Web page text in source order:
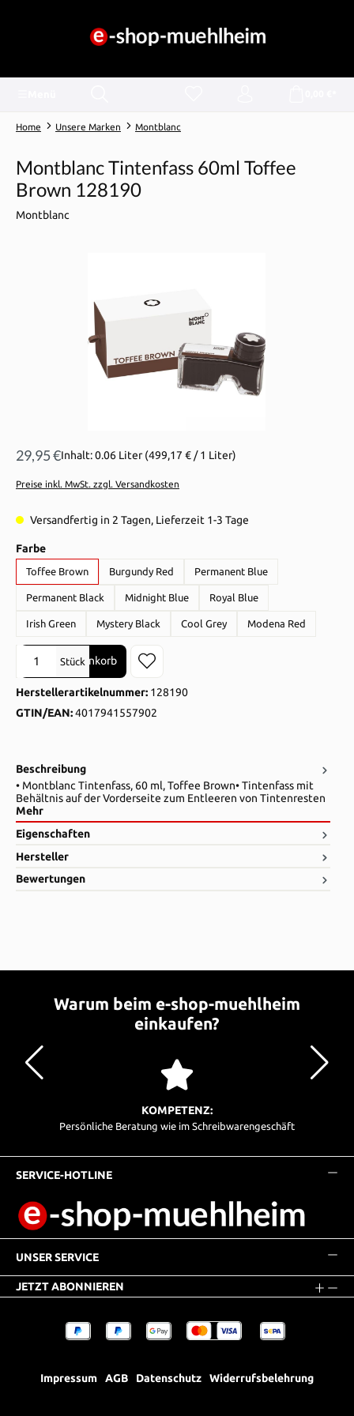
Home Unsere Marken Montblanc
Montblanc Tintenfass 60ml Toffee
Brown 128190
Montblanc
29,95 €Inhalt:0.06 Liter(499,17 € / 1 Liter)
Preise inkl. MwSt. zzgl. Versandkosten
Versandfertig in 2 Tagen, Lieferzeit 1-3 Tage
Farbeauswählen
Toffee Brown Burgundy Red Permanent Blue
Permanent Black Midnight Blue Royal Blue
Irish Green Mystery Black Cool Grey Modena Red
Produkt Anzahl: Gib den gewünschten Wert ein oder benutze die
Stück
In den Warenkorb
Herstellerartikelnummer: 128190
GTIN/EAN:4017941557902
Beschreibung
• Montblanc Tintenfass, 60 ml, Toffee Brown• Tintenfass mit
Behältnis auf der Vorderseite zum Entleeren von Tintenresten
Mehr
Eigenschaften
Hersteller
Bewertungen
Warum beim e-shop-muehlheim
einkaufen?
KOMPETENZ:
Persönliche Beratung wie im Schreibwarengeschäft
SERVICE-HOTLINE
UNSER SERVICE
JETZT ABONNIEREN
Impressum AGB Datenschutz Widerrufsbelehrung